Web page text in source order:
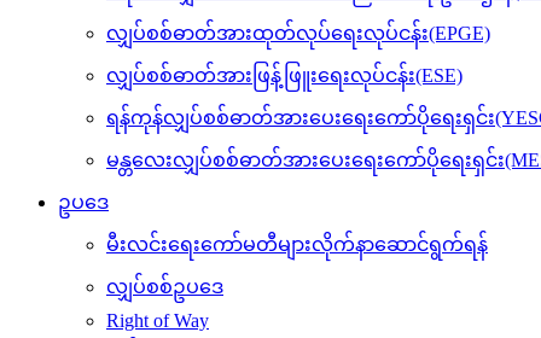
လျှပ်စစ်ဓာတ်အားထုတ်လုပ်ရေးလုပ်ငန်း(EPGE)
လျှပ်စစ်ဓာတ်အားဖြန့်ဖြူးရေးလုပ်ငန်း(ESE)
ရန်ကုန်လျှပ်စစ်ဓာတ်အားပေးရေးကော်ပိုရေးရှင်း
မန္တလေးလျှပ်စစ်ဓာတ်အားပေးရေးကော်ပိုရေးရှင်း
ဥပဒေ
မီးလင်းရေးကော်မတီများလိုက်နာဆောင်ရွက်ရန်
လျှပ်စစ်ဥပဒေ
Right of Way